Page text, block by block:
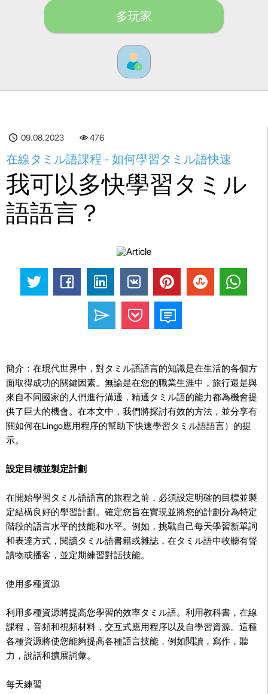
多玩家
09.08.2023 476
在線タミル語課程 - 如何學習タミル語快速
我可以多快學習タミル
語語言？
簡介：在現代世界中，對タミル語語言的知識是在生活的各個方
面取得成功的關鍵因素。無論是在您的職業生涯中，旅行還是與
來自不同國家的人們進行溝通，精通タミル語的能力都為機會提
供了巨大的機會。在本文中，我們將探討有效的方法，並分享有
關如何在Lingo應用程序的幫助下快速學習タミル語語言）的提
示。
設定目標並製定計劃
在開始學習タミル語語言的旅程之前，必須設定明確的目標並製
定結構良好的學習計劃。確定您旨在實現並將您的計劃分為特定
階段的語言水平的技能和水平。例如，挑戰自己每天學習新單詞
和表達方式，閱讀タミル語書籍或雜誌，在タミル語中收聽有聲
讀物或播客，並定期練習對話技能。
使用多種資源
利用多種資源將提高您學習的效率タミル語。利用教科書，在線
課程，音頻和視頻材料，交互式應用程序以及自學習資源。這種
各種資源將使您能夠提高各種語言技能，例如閱讀，寫作，聽
力，說話和擴展詞彙。
每天練習